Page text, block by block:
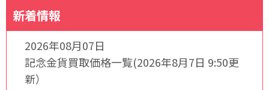
新着情報
2026年08月07日
記念金貨買取価格一覧(2026年8月7日 9:50更
新）